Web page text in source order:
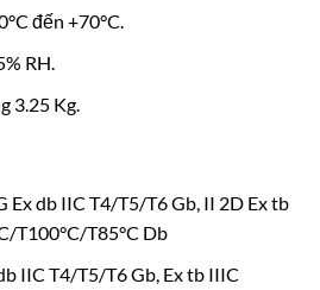
đến +70°C.
RH.
3.25 Kg.
Ex db IIC T4/T5/T6 Gb, II 2D Ex tb
T100°C/T85°C Db
IIC T4/T5/T6 Gb, Ex tb IIIC